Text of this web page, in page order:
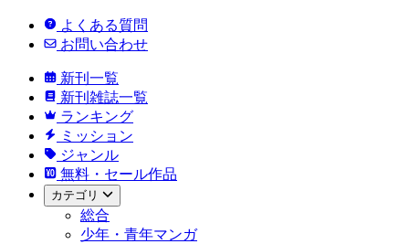
よくある質問
お問い合わせ
新刊一覧
新刊雑誌一覧
ランキング
ミッション
ジャンル
無料・セール作品
カテゴリ
総合
少年・青年マンガ